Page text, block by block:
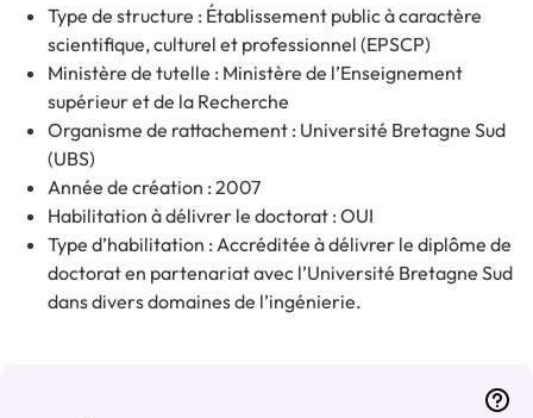
Type de structure : Établissement public à caractère
scientifique, culturel et professionnel (EPSCP)
Ministère de tutelle : Ministère de l’Enseignement
supérieur et de la Recherche
Organisme de rattachement : Université Bretagne Sud
(UBS)
Année de création : 2007
Habilitation à délivrer le doctorat : OUI
Type d’habilitation : Accréditée à délivrer le diplôme de
doctorat en partenariat avec l’Université Bretagne Sud
dans divers domaines de l’ingénierie.